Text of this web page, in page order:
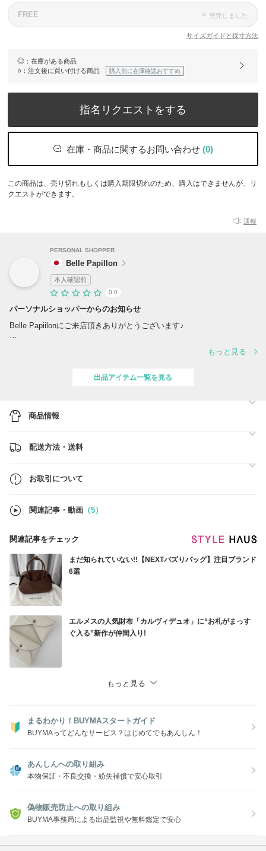
FREE × 完売しました
サイズガイドと採寸方法
◎ ：在庫がある商品
○ ：注文後に買い付ける商品 購入前に在庫確認おすすめ
指名リクエストをする
在庫・商品に関するお問い合わせ (0)
この商品は、売り切れもしくは購入期限切れのため、購入はできませんが、リ
クエストができます。
通報
PERSONAL SHOPPER
Belle Papillon
本人確認前
0.0
パーソナルショッパーからのお知らせ
Belle Papiilonにご来店頂きありがとうございます♪
もっと見る
出品アイテム一覧を見る
商品情報
配送方法・送料
お取引について
関連記事・動画 （5）
関連記事をチェック
まだ知られていない!!【NEXTバズりバッグ】注目ブランド
6選
エルメスの人気財布「カルヴィデュオ」に“お札がまっす
ぐ入る”新作が仲間入り!
もっと見る
まるわかり！BUYMAスタートガイド
BUYMAってどんなサービス？はじめてでもあんしん！
あんしんへの取り組み
本物保証・不良交換・紛失補償で安心取引
偽物販売防止への取り組み
BUYMA事務局による出品監視や無料鑑定で安心